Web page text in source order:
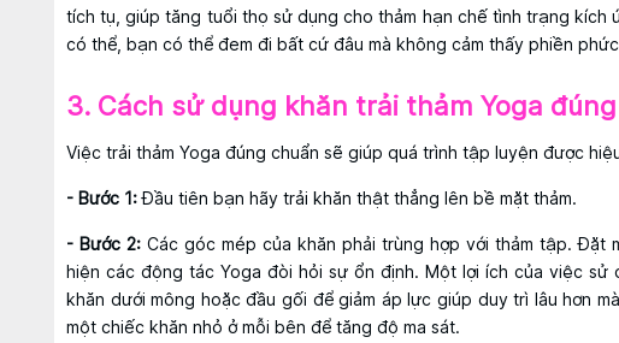
tích tụ, giúp tăng tuổi thọ sử dụng cho thảm hạn chế tình trạng
có thể, bạn có thể đem đi bất cứ đâu mà không cảm thấy phiền
3. Cách sử dụng khăn trải thảm Yoga
Việc trải thảm Yoga đúng chuẩn sẽ giúp quá trình tập luyện được
- Bước 1:Đầu tiên bạn hãy trải khăn thật thẳng lên bề mặt thảm.
- Bước 2: Các góc mép của khăn phải trùng hợp với thảm tập.
hiện các động tác Yoga đòi hỏi sự ổn định. Một lợi ích của việc
khăn dưới mông hoặc đầu gối để giảm áp lực giúp duy trì lâu hơn
một chiếc khăn nhỏ ở mỗi bên để tăng độ ma sát.